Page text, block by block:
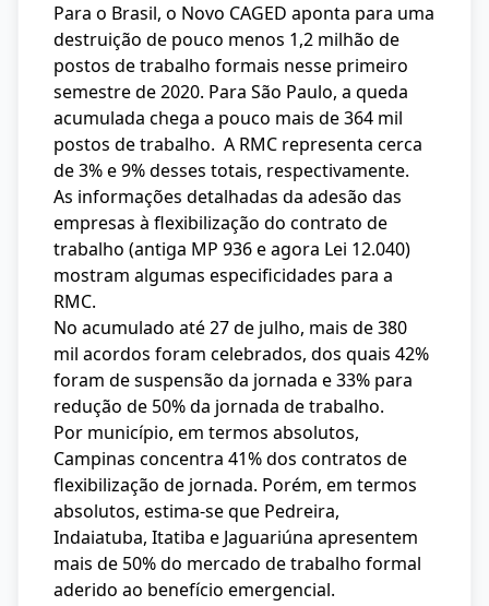
Para o Brasil, o Novo CAGED aponta para uma
destruição de pouco menos 1,2 milhão de
postos de trabalho formais nesse primeiro
semestre de 2020. Para São Paulo, a queda
acumulada chega a pouco mais de 364 mil
postos de trabalho. A RMC representa cerca
de 3% e 9% desses totais, respectivamente.
As informações detalhadas da adesão das
empresas à flexibilização do contrato de
trabalho (antiga MP 936 e agora Lei 12.040)
mostram algumas especificidades para a
RMC.
No acumulado até 27 de julho, mais de 380
mil acordos foram celebrados, dos quais 42%
foram de suspensão da jornada e 33% para
redução de 50% da jornada de trabalho.
Por município, em termos absolutos,
Campinas concentra 41% dos contratos de
flexibilização de jornada. Porém, em termos
absolutos, estima-se que Pedreira,
Indaiatuba, Itatiba e Jaguariúna apresentem
mais de 50% do mercado de trabalho formal
aderido ao benefício emergencial.